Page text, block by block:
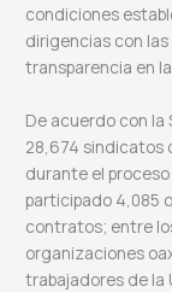
condiciones
dirigencias con
transparencia en
De acuerdo con la
28,674 sindicatos
durante el
participado 4,085
contratos; entre
organizaciones
trabajadores de la